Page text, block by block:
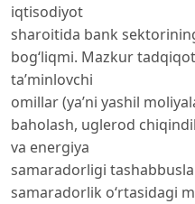
iqtisodiyot
sharoitida bank
bog‘liqmi. Mazkur
ta’minlovchi
omillar (ya’ni yashil
baholash, uglerod
va energiya
samaradorligi
samaradorlik o‘rtasidagi